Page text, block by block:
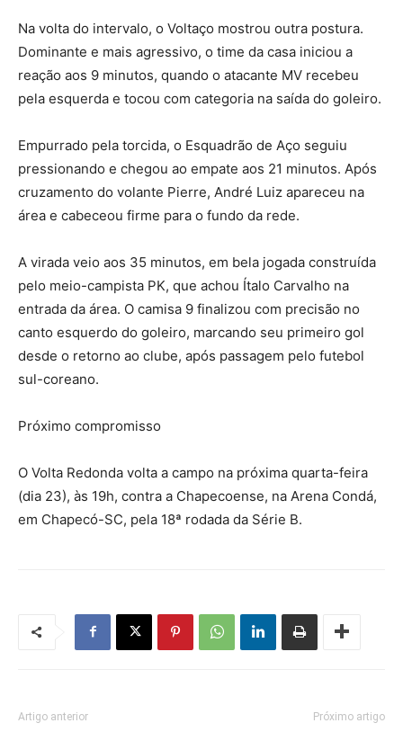
Na volta do intervalo, o Voltaço mostrou outra postura.
Dominante e mais agressivo, o time da casa iniciou a
reação aos 9 minutos, quando o atacante MV recebeu
pela esquerda e tocou com categoria na saída do goleiro.
Empurrado pela torcida, o Esquadrão de Aço seguiu
pressionando e chegou ao empate aos 21 minutos. Após
cruzamento do volante Pierre, André Luiz apareceu na
área e cabeceou firme para o fundo da rede.
A virada veio aos 35 minutos, em bela jogada construída
pelo meio-campista PK, que achou Ítalo Carvalho na
entrada da área. O camisa 9 finalizou com precisão no
canto esquerdo do goleiro, marcando seu primeiro gol
desde o retorno ao clube, após passagem pelo futebol
sul-coreano.
Próximo compromisso
O Volta Redonda volta a campo na próxima quarta-feira
(dia 23), às 19h, contra a Chapecoense, na Arena Condá,
em Chapecó-SC, pela 18ª rodada da Série B.
Artigo anterior Próximo artigo